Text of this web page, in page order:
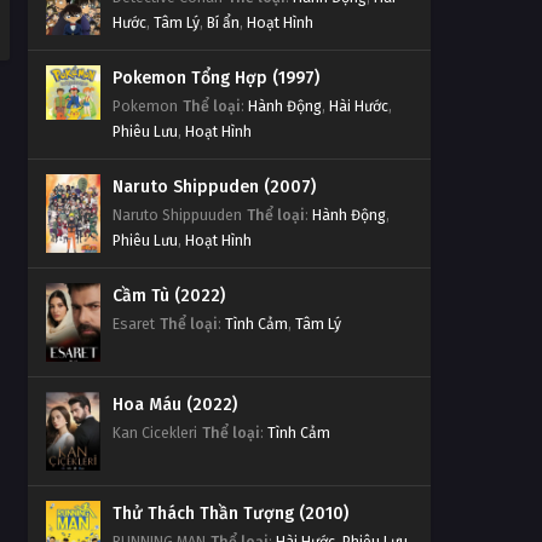
Hước, Tâm Lý, Bí ẩn, Hoạt Hình
Pokemon Tổng Hợp (1997)
Pokemon Thể loại: Hành Động, Hài Hước,
Phiêu Lưu, Hoạt Hình
Naruto Shippuden (2007)
Naruto Shippuuden Thể loại: Hành Động,
Phiêu Lưu, Hoạt Hình
Cầm Tù (2022)
Esaret Thể loại: Tình Cảm, Tâm Lý
Hoa Máu (2022)
Kan Cicekleri Thể loại: Tình Cảm
Thử Thách Thần Tượng (2010)